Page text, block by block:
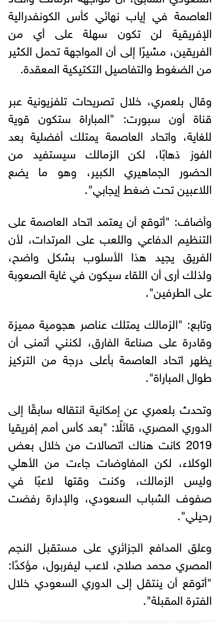
العاصمة في إياب نهائي كأس الكونفدرالية
الإفريقية لن تكون سهلة على أي من
الفريقين، مشيرًا إلى أن المواجهة تحمل الكثير
من الضغوط والتفاصيل التكتيكية المعقدة.
وقال بلعمري، خلال تصريحات تلفزيونية عبر
قناة أون سبورت: "المباراة ستكون قوية
للغاية، واتحاد العاصمة يمتلك أفضلية بعد
الفوز ذهابًا، لكن الزمالك سيستفيد من
الحضور الجماهيري الكبير، وهو ما يضع
اللاعبين تحت ضغط إيجابي".
وأضاف: "أتوقع أن يعتمد اتحاد العاصمة على
التنظيم الدفاعي واللعب على المرتدات، لأن
الفريق يجيد هذا الأسلوب بشكل واضح،
ولذلك أرى أن اللقاء سيكون في غاية الصعوبة
على الطرفين".
وتابع: "الزمالك يمتلك عناصر هجومية مميزة
وقادرة على صناعة الفارق، لكنني أتمنى أن
يظهر اتحاد العاصمة بأعلى درجة من التركيز
طوال المباراة".
وتحدث بلعمري عن إمكانية انتقاله سابقًا إلى
الدوري المصري، قائلًا: "بعد كأس أمم إفريقيا
2019 كانت هناك اتصالات من خلال بعض
الوكلاء، لكن المفاوضات جاءت من الأهلي
وليس الزمالك، وكنت وقتها لاعبًا في
صفوف الشباب السعودي، والإدارة رفضت
رحيلي".
وعلق المدافع الجزائري على مستقبل النجم
المصري محمد صلاح، لاعب ليفربول، مؤكدًا:
"أتوقع أن ينتقل إلى الدوري السعودي خلال
الفترة المقبلة".